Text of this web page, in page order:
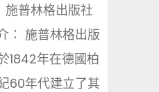
施普林格出版社
： 施普林格出版
1842年在德國柏
60年代建立了其